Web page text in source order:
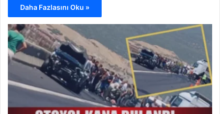
Daha Fazlasını Oku »